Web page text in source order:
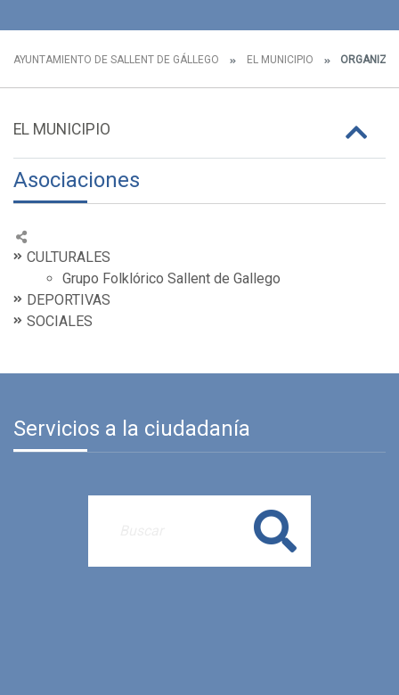
AYUNTAMIENTO DE SALLENT DE GÁLLEGO EL MUNICIPIO
EL MUNICIPIO
Asociaciones
CULTURALES
Grupo Folklórico Sallent de Gallego
DEPORTIVAS
SOCIALES
Servicios a la ciudadanía
Buscar